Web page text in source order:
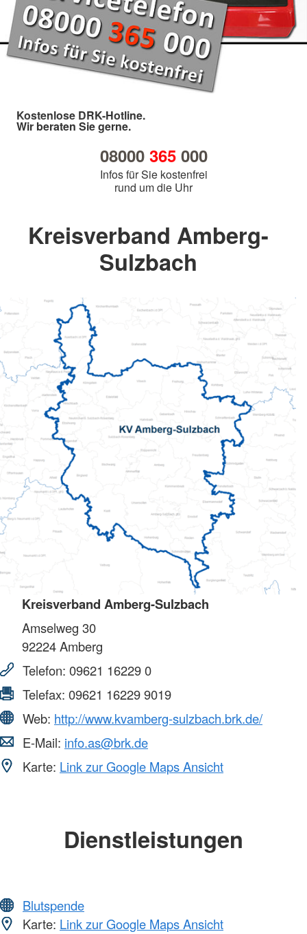
Kostenlose DRK-Hotline.
Wir beraten Sie gerne.
08000 365000
Infos für Sie kostenfrei
rund um die Uhr
Kreisverband Amberg-
Sulzbach
Kreisverband Amberg-Sulzbach
Amselweg 30
92224Amberg
Telefon: 09621 16229 0
Telefax: 09621 16229 9019
Web: http://www.kvamberg-sulzbach.brk.de/
E-Mail: info.as@brk.de
Karte: Link zur Google Maps Ansicht
Dienstleistungen
Blutspende
Karte: Link zur Google Maps Ansicht